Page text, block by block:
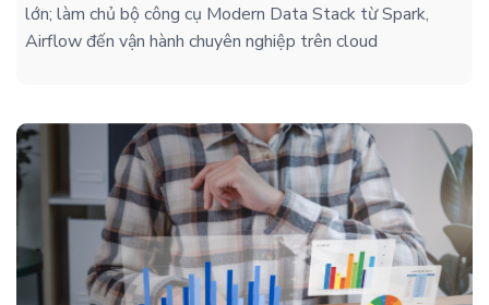
lớn; làm chủ bộ công cụ Modern Data Stack từ Spark,
Airflow đến vận hành chuyên nghiệp trên cloud